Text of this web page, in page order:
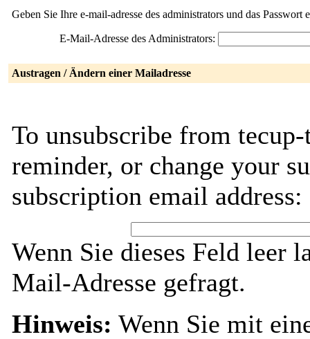
Geben Sie Ihre e-mail-adresse des administrators und das
E-Mail-Adresse des Administrators:
Austragen / Ändern einer Mailadresse
To unsubscribe from
reminder, or change your
subscription email address:
Wenn Sie dieses Feld leer
Mail-Adresse gefragt.
Hinweis: Wenn Sie mit